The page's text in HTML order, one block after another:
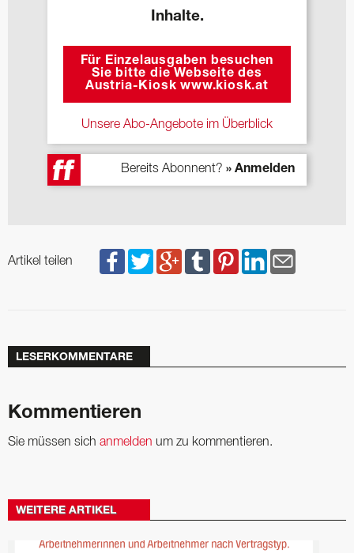
Inhalte.
Für Einzelausgaben besuchen
Sie bitte die Webseite des
Austria-Kiosk www.kiosk.at
Unsere Abo-Angebote im Überblick
Bereits Abonnent? » Anmelden
Artikel teilen
LESERKOMMENTARE
Kommentieren
Sie müssen sich anmelden um zu kommentieren.
WEITERE ARTIKEL